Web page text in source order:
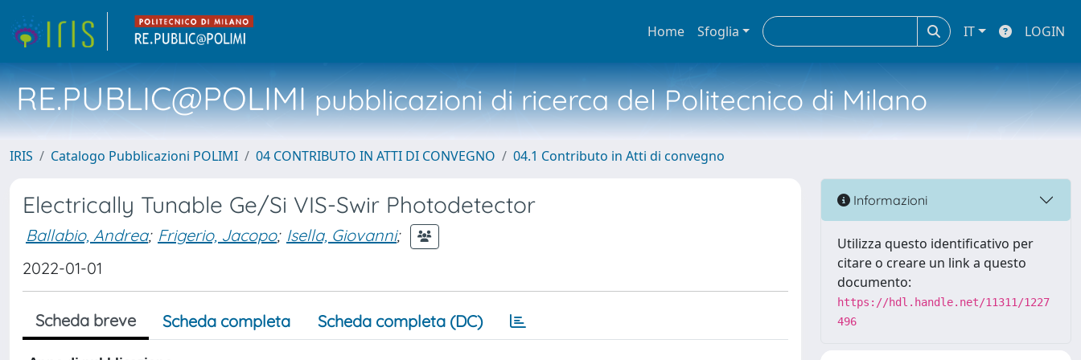
Home Sfoglia IT LOGIN
RE.PUBLIC@POLIMIpubblicazioni di ricerca del Politecnico di Milano
IRIS Catalogo Pubblicazioni POLIMI 04 CONTRIBUTO IN ATTI DI CONVEGNO 04.1 Contributo in Atti di convegno
Electrically Tunable Ge/Si VIS-Swir Photodetector
Ballabio, Andrea; Frigerio, Jacopo; Isella, Giovanni;
2022-01-01
Scheda breve Scheda completa Scheda completa (DC)
Informazioni
Utilizza questo identificativo per
citare o creare un link a questo
documento:
https://hdl.handle.net/11311/1227
496